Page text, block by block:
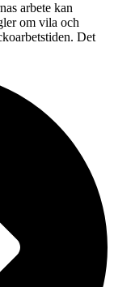
arbete kan
om vila och
Det